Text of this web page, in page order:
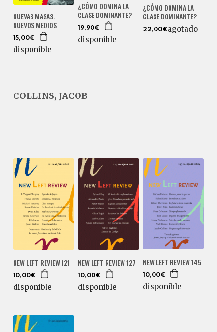
NUEVAS MASAS.
NUEVOS MEDIOS
15,00€
disponible
¿CÓMO DOMINA LA
CLASE DOMINANTE?
19,90€
disponible
¿CÓMO DOMINA LA
CLASE DOMINANTE?
22,00€agotado
COLLINS, JACOB
NEW LEFT REVIEW 121
10,00€
disponible
NEW LEFT REVIEW 127
10,00€
disponible
NEW LEFT REVIEW 145
10,00€
disponible